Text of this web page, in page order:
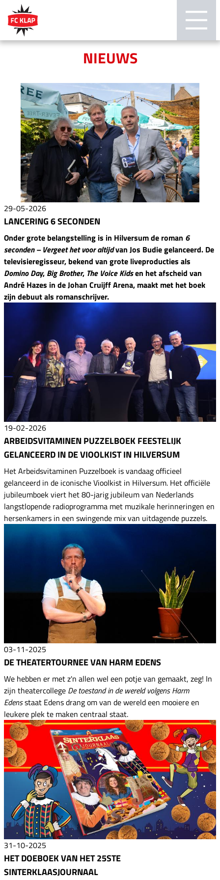
NIEUWS
29-05-2026
LANCERING 6 SECONDEN
Onder grote belangstelling is in Hilversum de roman 6
seconden – Vergeet het voor altijdvan Jos Budie gelanceerd. De
televisieregisseur, bekend van grote liveproducties als
Domino Day, Big Brother, The Voice Kidsen het afscheid van
André Hazes in de Johan Cruijff Arena, maakt met het boek
zijn debuut als romanschrijver.
19-02-2026
ARBEIDSVITAMINEN PUZZELBOEK FEESTELIJK
GELANCEERD IN DE VIOOLKIST IN HILVERSUM
Het Arbeidsvitaminen Puzzelboek is vandaag officieel
gelanceerd in de iconische Vioolkist in Hilversum. Het officiële
jubileumboek viert het 80-jarig jubileum van Nederlands
langstlopende radioprogramma met muzikale herinneringen en
hersenkamers in een swingende mix van uitdagende puzzels.
03-11-2025
DE THEATERTOURNEE VAN HARM EDENS
We hebben er met z'n allen wel een potje van gemaakt, zeg! In
zijn theatercollege De toestand in de wereld volgens Harm
Edensstaat Edens drang om van de wereld een mooiere en
leukere plek te maken centraal staat.
31-10-2025
HET DOEBOEK VAN HET 25STE
SINTERKLAASJOURNAAL